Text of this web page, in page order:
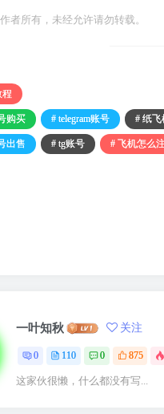
者所有，未经允许请勿转载。
程
购买 # telegram账号 # 纸
出售 # tg账号 # 飞机怎么
一叶知秋 关注
0 110 0 875
这家伙很懒，什么都没有写...